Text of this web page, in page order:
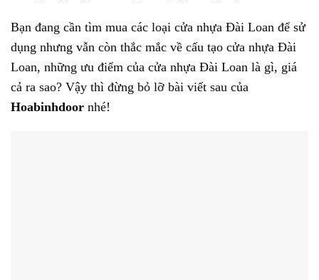
Bạn đang cần tìm mua các loại cửa nhựa Đài Loan để sử
dụng nhưng vẫn còn thắc mắc về cấu tạo cửa nhựa Đài
Loan, những ưu điểm của cửa nhựa Đài Loan là gì, giá
cả ra sao? Vậy thì đừng bỏ lỡ bài viết sau của
Hoabinhdoor nhé!